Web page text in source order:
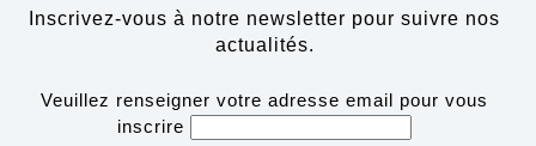
Inscrivez-vous à notre newsletter pour suivre nos
actualités.
Veuillez renseigner votre adresse email pour vous
inscrire